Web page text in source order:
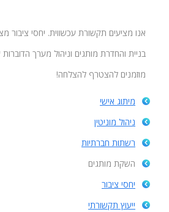
אנו מציעים תקשורת עכשווית. יחסי ציבור
בניית והחדרת מותגים וניהול מערך
מוזמנים להצטרף להצלחה!
מיתוג אישי
ניהול מוניטין
רשתות חברתיות
השקת מותגים
יחסי ציבור
ייעוץ תקשורתי